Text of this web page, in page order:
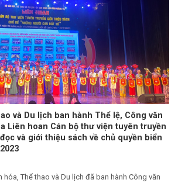
và Du lịch ban hành Thể lệ, Công văn
Liên hoan Cán bộ thư viện tuyên truyền
và giới thiệu sách về chủ quyền biển
hóa, Thể thao và Du lịch đã ban hành Công văn